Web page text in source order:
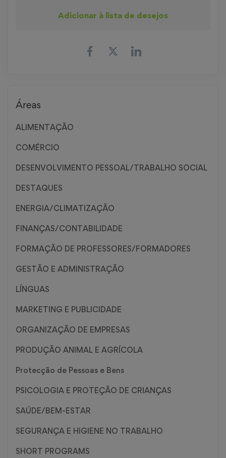
Adicionar à lista de desejos
Áreas
ALIMENTAÇÃO
COMÉRCIO
DESENVOLVIMENTO PESSOAL/TRABALHO SOCIAL
DESTAQUES
ENERGIA/CLIMATIZAÇÃO
FINANÇAS/CONTABILIDADE
FORMAÇÃO DE PROFESSORES/FORMADORES
GESTÃO E ADMINISTRAÇÃO
LÍNGUAS
MARKETING E PUBLICIDADE
ORGANIZAÇÃO DE EMPRESAS
PRODUÇÃO ANIMAL E AGRÍCOLA
Protecção de Pessoas e Bens
PSICOLOGIA E PROTEÇÃO DE CRIANÇAS
SAÚDE/BEM-ESTAR
SEGURANÇA E HIGIENE NO TRABALHO
SHORT PROGRAMS